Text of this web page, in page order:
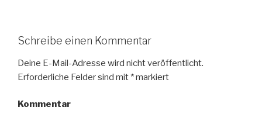
Schreibe einen Kommentar
Deine E-Mail-Adresse wird nicht veröffentlicht.
Erforderliche Felder sind mit *markiert
Kommentar